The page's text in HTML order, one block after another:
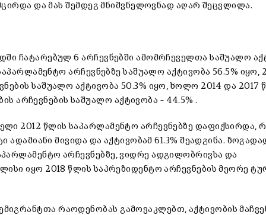
და მას შემდეგ მნიშვნელოვნად აღარ შეცვლილა.
ჩატარებულ 6 არჩევნებში ამომრჩეველთა საშუალო
არჩევნებზე საშუალო აქტივობა 56.5% იყო,
საშუალო აქტივობა 50.3% იყო, ხოლო 2014 და 2017
არჩევნების საშუალო აქტივობა – 44.5% .
2012 წლის საპარლამენტო არჩევნებზე დაფიქსირდა,
ადამიანი მივიდა და აქტივობამ 61.3% შეადგინა.
არჩევნებზე, ვიდრე ადგილობრივსა და
იყო 2018 წლის საპრეზიდენტო არჩევნების მეორე
რაოდენობას გამოვაკლებთ, აქტივობის